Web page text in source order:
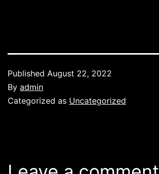
Published August 22, 2022
By admin
Categorized as Uncategorized